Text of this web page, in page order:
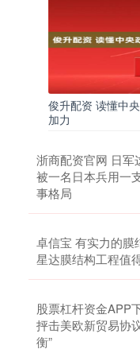
俊升配资 读懂中
加力
浙商配资官网 日军
被一名日本兵用一
事格局
卓信宝 有实力的膜
星达膜结构工程值
股票杠杆资金APP
抨击美欧新贸易协
衡”